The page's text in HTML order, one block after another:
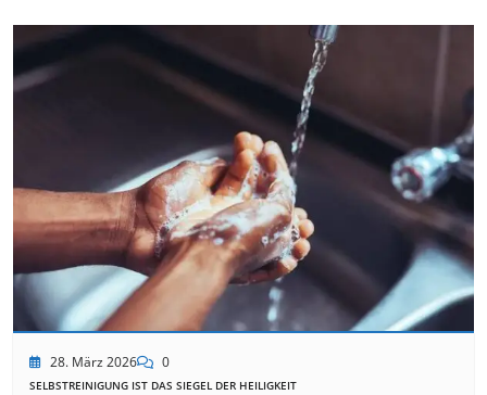
28. März 2026 0
SELBSTREINIGUNG IST DAS SIEGEL DER HEILIGKEIT